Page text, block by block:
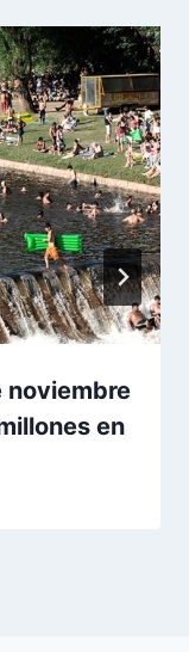
noviembre
en